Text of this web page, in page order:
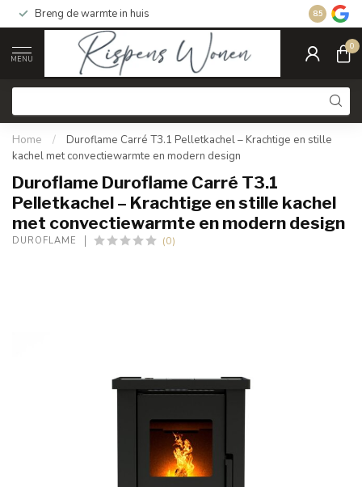
Breng de warmte in huis Gratis
8.5
MENU
0
Home /
Duroflame Carré T3.1 Pelletkachel – Krachtige en stille
kachel met convectiewarmte en modern design
Duroflame Duroflame Carré T3.1
Pelletkachel – Krachtige en stille kachel
met convectiewarmte en modern design
DUROFLAME (0)